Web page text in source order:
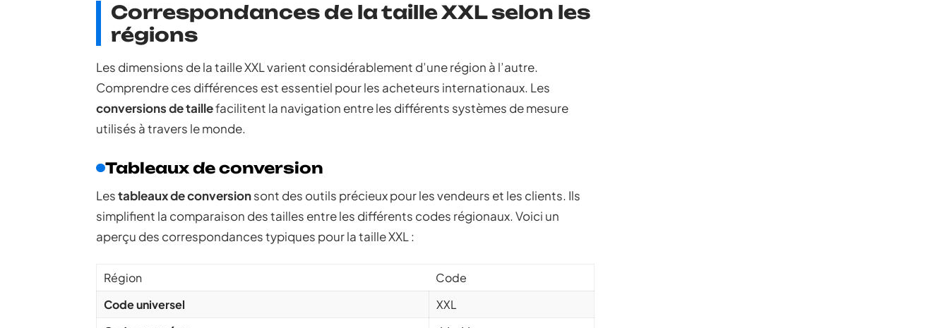
Correspondances de la taille XXL selon les
régions
Les dimensions de la taille XXL varient considérablement d’une région à l’autre.
Comprendre ces différences est essentiel pour les acheteurs internationaux. Les
conversions de taillefacilitent la navigation entre les différents systèmes de mesure
utilisés à travers le monde.
Tableaux de conversion
Lestableaux de conversionsont des outils précieux pour les vendeurs et les clients. Ils
simplifient la comparaison des tailles entre les différents codes régionaux. Voici un
aperçu des correspondances typiques pour la taille XXL :
Région
Code
Code universel
XXL